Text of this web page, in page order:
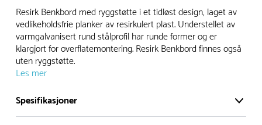
De aller fleste av våre lekeapparat produseres på bestilling.
Leveringstid på bestillingsvarer vil være 8+ uker.
I høysesong må lengre leveringstid påregnes.
Rask levering
Hos oss finner du flere produkter merket ‘Rask Levering’.
Dette er produkter som normalt sett er bestillingsvarer,
Resirk Benkbord med ryggstøtte i et tidløst design, laget av
vedlikeholdsfrie planker av resirkulert plast. Understellet av
varmgalvanisert rund stålprofil har runde former og er
klargjort for overflatemontering. Resirk Benkbord finnes også
uten ryggstøtte.
Les mer
Spesifikasjoner